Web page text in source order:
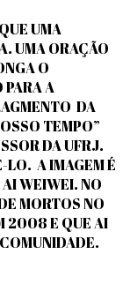
UMA
UMA ORAÇÃO
O
PARA A
DA
TEMPO”
DA UFRJ.
LO. A IMAGEM É
WEIWEI. NO
MORTOS NO
2008 E QUE AI